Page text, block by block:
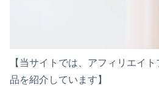
【当サイトでは、アフィリエイ
品を紹介しています】